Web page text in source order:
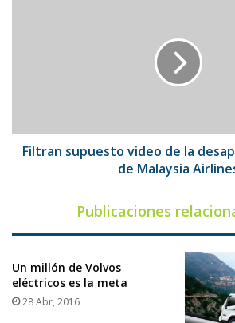
de
Malaysia
Filtran supuesto video de la
de Malaysia
Publicaciones
Un millón de Volvos
eléctricos es la meta
28 Abr, 2016